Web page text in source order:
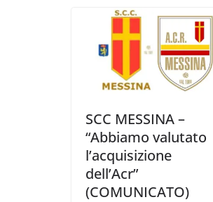
SCC MESSINA –
“Abbiamo valutato
l’acquisizione
dell’Acr”
(COMUNICATO)